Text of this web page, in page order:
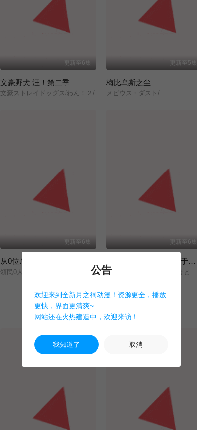
更新至6集
文豪野犬 汪！第二季
文豪ストレイドッグス/わん！２/
更新至5集
梅比乌斯之尘
メビウス・ダスト/
更新至6集
領民0人スタートの辺境領主様/
更新至6集
『你们先走我断后』，于是10年后我成为了传说
公告
欢迎来到全新月之祠动漫！资源更全，播放
更快，界面更清爽~
网站还在火热建造中，欢迎来访！
我知道了 取消